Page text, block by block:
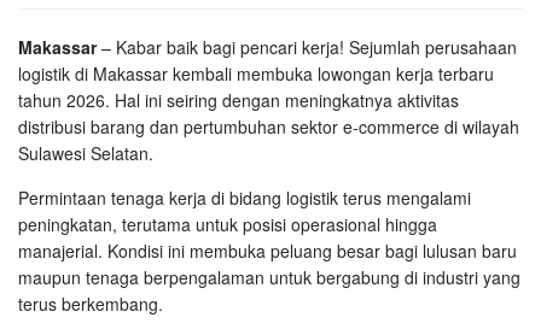
Makassar– Kabar baik bagi pencari kerja! Sejumlah perusahaan
logistik di Makassar kembali membuka lowongan kerja terbaru
tahun 2026. Hal ini seiring dengan meningkatnya aktivitas
distribusi barang dan pertumbuhan sektor e-commerce di wilayah
Sulawesi Selatan.
Permintaan tenaga kerja di bidang logistik terus mengalami
peningkatan, terutama untuk posisi operasional hingga
manajerial. Kondisi ini membuka peluang besar bagi lulusan baru
maupun tenaga berpengalaman untuk bergabung di industri yang
terus berkembang.